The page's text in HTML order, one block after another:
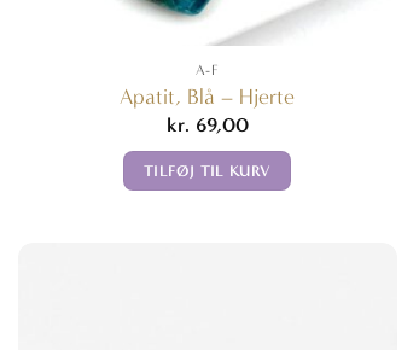
A-F
Apatit, Blå – Hjerte
kr. 69,00
TILFØJ TIL KURV